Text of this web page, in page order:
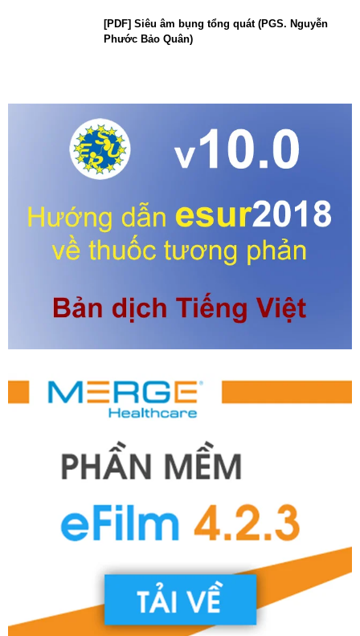
[PDF] Siêu âm bụng tổng quát (PGS. Nguyễn
Phước Bảo Quân)